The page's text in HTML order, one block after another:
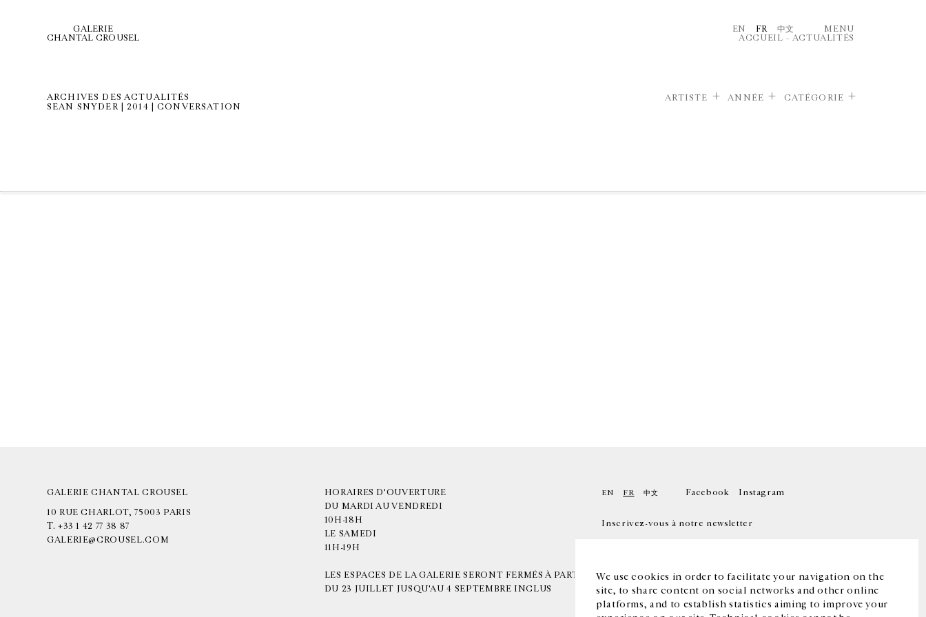
We use cookies in order to facilitate your navigation on the
site, to share content on social networks and other online
platforms, and to establish statistics aiming to improve your
GALERIE
CHANTAL CROUSEL
EN FR 中文
MENU
ACCUEIL – ACTUALITÉS
ARCHIVES DES ACTUALITÉS
SEAN SNYDER | 2014 | CONVERSATION
ARTISTE ANNÉE CATÉGORIE
GALERIE CHANTAL CROUSEL
10 RUE CHARLOT, 75003 PARIS
T. +33 1 42 77 38 87
GALERIE@CROUSEL.COM
HORAIRES D'OUVERTURE
DU MARDI AU VENDREDI
10H-18H
LE SAMEDI
11H-19H
LES ESPACES DE LA GALERIE SERONT FERMÉS À PARTIR
DU 23 JUILLET JUSQU'AU 4 SEPTEMBRE INCLUS
EN FR 中文 Facebook Instagram
Inscrivez-vous à notre newsletter